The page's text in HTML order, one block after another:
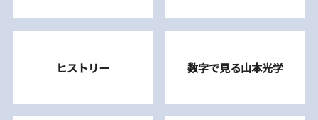
ヒストリー 数字で見る山本光学